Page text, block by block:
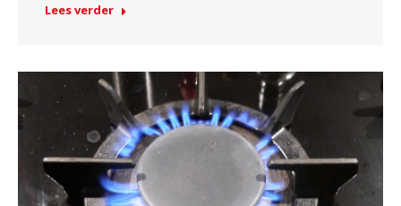
Lees verder